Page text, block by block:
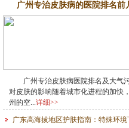
广州专治皮肤病的医院排名前
广州专治皮肤病医院排名及大气
对皮肤的影响随着城市化进程的加快
州的空...详细>>
广东高海拔地区护肤指南：特殊环境